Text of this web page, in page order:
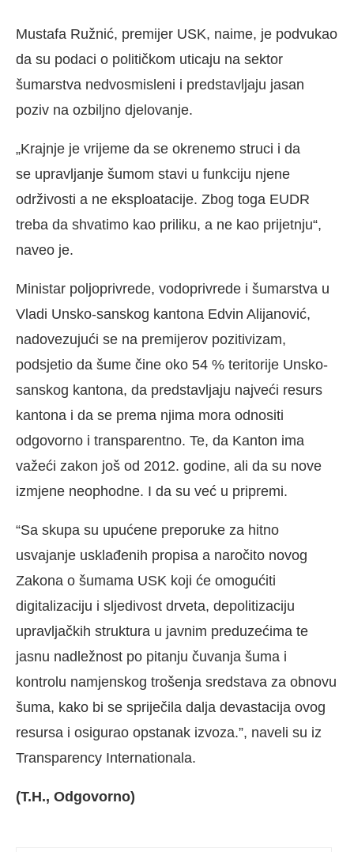
Mustafa Ružnić, premijer USK, naime, je podvukao
da su podaci o političkom uticaju na sektor
šumarstva nedvosmisleni i predstavljaju jasan
poziv na ozbiljno djelovanje.
„Krajnje je vrijeme da se okrenemo struci i da
se upravljanje šumom stavi u funkciju njene
održivosti a ne eksploatacije. Zbog toga EUDR
treba da shvatimo kao priliku, a ne kao prijetnju“,
naveo je.
Ministar poljoprivrede, vodoprivrede i šumarstva u
Vladi Unsko-sanskog kantona Edvin Alijanović,
nadovezujući se na premijerov pozitivizam,
podsjetio da šume čine oko 54 % teritorije Unsko-
sanskog kantona, da predstavljaju najveći resurs
kantona i da se prema njima mora odnositi
odgovorno i transparentno. Te, da Kanton ima
važeći zakon još od 2012. godine, ali da su nove
izmjene neophodne. I da su već u pripremi.
“Sa skupa su upućene preporuke za hitno
usvajanje usklađenih propisa a naročito novog
Zakona o šumama USK koji će omogućiti
digitalizaciju i sljedivost drveta, depolitizaciju
upravljačkih struktura u javnim preduzećima te
jasnu nadležnost po pitanju čuvanja šuma i
kontrolu namjenskog trošenja sredstava za obnovu
šuma, kako bi se spriječila dalja devastacija ovog
resursa i osigurao opstanak izvoza.”, naveli su iz
Transparency Internationala.
(T.H., Odgovorno)